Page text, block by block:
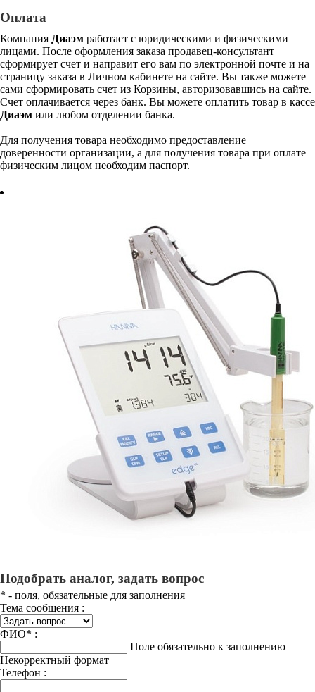
Оплата
Компания Диаэм работает с юридическими и физическими
лицами. После оформления заказа продавец-консультант
сформирует счет и направит его вам по электронной почте и на
страницу заказа в Личном кабинете на сайте. Вы также можете
сами сформировать счет из Корзины, авторизовавшись на сайте.
Счет оплачивается через банк. Вы можете оплатить товар в кассе
Диаэм или любом отделении банка.
Для получения товара необходимо предоставление
доверенности организации, а для получения товара при оплате
физическим лицом необходим паспорт.
Подобрать аналог, задать вопрос
* - поля, обязательные для заполнения
Тема сообщения :
ФИО* :
Поле обязательно к заполнению
Некорректный формат
Телефон :